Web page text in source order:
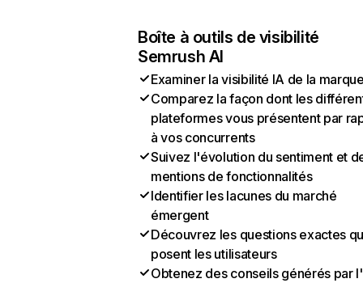
Boîte à outils de visibilité
Semrush AI
Examiner la visibilité IA de la
Comparez la façon dont les
plateformes vous présentent par
à vos concurrents
Suivez l'évolution du sentiment et
mentions de fonctionnalités
Identifier les lacunes du marché
émergent
Découvrez les questions exactes
posent les utilisateurs
Obtenez des conseils générés par